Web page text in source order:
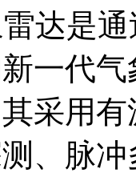
是通
一代
采用
、脉